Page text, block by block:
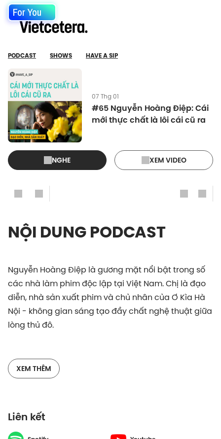
For You
PODCAST SHOWS HAVE A SIP
07 Thg 01
#65 Nguyễn Hoàng Điệp: Cái
mới thực chất là lôi cái cũ ra
NGHE XEM VIDEO
NỘI DUNG PODCAST
Nguyễn Hoàng Điệp là gương mặt nổi bật trong số
các nhà làm phim độc lập tại Việt Nam. Chị là đạo
diễn, nhà sản xuất phim và chủ nhân của Ơ Kìa Hà
Nội - không gian sáng tạo đầy chất nghệ thuật giữa
lòng thủ đô.
truyền hình lớn, trong đó phim Đập cánh giữa không
trung từng đoạt giải Phim hay nhất tại Tuần phê
Trong hành trình theo đuổi điện ảnh, chị đã phải lựa
chọn và bỏ lại những gì để bảo vệ đến cùng sự
XEM THÊM
Liên kết